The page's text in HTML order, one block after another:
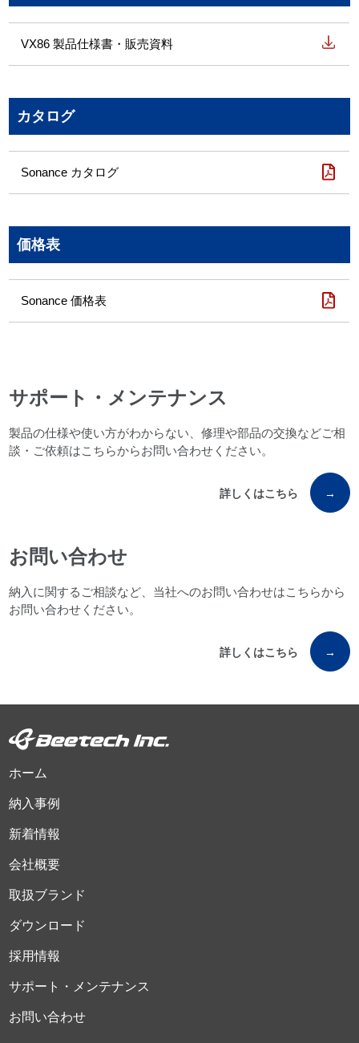
VX86 製品仕様書・販売資料
カタログ
Sonance カタログ
価格表
Sonance 価格表
サポート・メンテナンス
製品の仕様や使い方がわからない、修理や部品の交換などご相
談・ご依頼はこちらからお問い合わせください。
詳しくはこちら →
お問い合わせ
納入に関するご相談など、当社へのお問い合わせはこちらから
お問い合わせください。
詳しくはこちら →
ホーム
納入事例
新着情報
会社概要
取扱ブランド
ダウンロード
採用情報
サポート・メンテナンス
お問い合わせ